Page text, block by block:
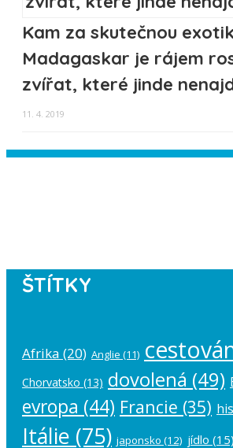
Kam za skutečnou
Madagaskar je rájem
zvířat, které jinde
11. 4. 2019
ŠTÍTKY
Afrika (20) Anglie (11)
Chorvatsko (13) dovolená (49)
evropa (44) Francie (35)
Itálie (75) japonsko (12) jídlo (15)